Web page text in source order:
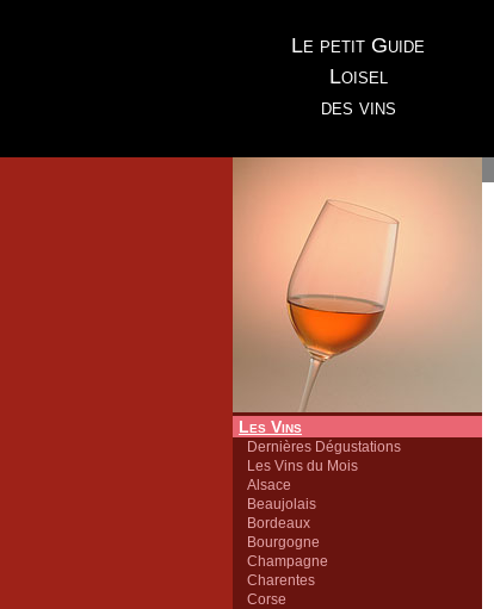
Le petit Guide
Loisel
des vins
Les Vins
Dernières Dégustations
Les Vins du Mois
Alsace
Beaujolais
Bordeaux
Bourgogne
Champagne
Charentes
Corse